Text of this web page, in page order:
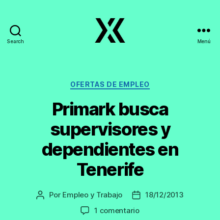
Search Menú
Categorías
OFERTAS DE EMPLEO
Primark busca
supervisores y
dependientes en
Tenerife
Autor
Por Empleo y Trabajo
Fecha18/12/2013
1 comentarioen